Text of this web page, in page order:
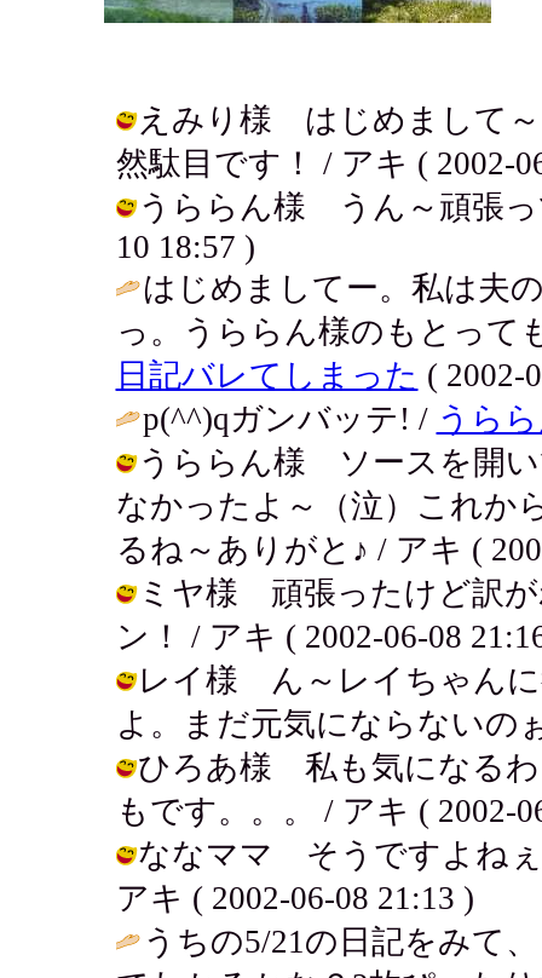
えみり様 はじめまして～
然駄目です！ / アキ ( 2002-
うららん様 うん～頑張っ
10 18:57 )
はじめましてー。私は夫
っ。うららん様のもとって
日記バレてしまった ( 2002-
p(^^)qガンバッテ! / うら
うららん様 ソースを開い
なかったよ～（泣）これか
るね～ありがと♪ / アキ (
ミヤ様 頑張ったけど訳が
ン！ / アキ ( 2002-06-08
レイ様 ん～レイちゃん
よ。まだ元気にならないの
ひろあ様 私も気になるわ
もです。。。 / アキ ( 2002-
ななママ そうですよね
アキ ( 2002-06-08 21:13 )
うちの5/21の日記をみて